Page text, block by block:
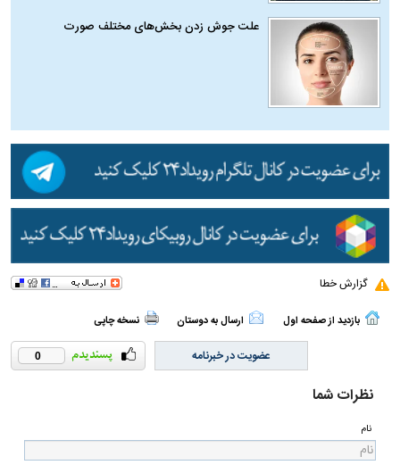
علت جوش زدن بخش‌های مختلف صورت
گزارش خطا
بازدید از صفحه اول ارسال به دوستان نسخه چاپی
0 عضویت در خبرنامه
نظرات شما
نام